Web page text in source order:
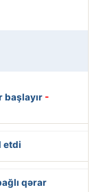
başlayır -
etdi
qərar